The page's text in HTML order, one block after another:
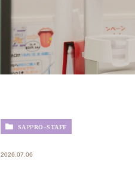
SAPPRO-STAFF
2026.07.06